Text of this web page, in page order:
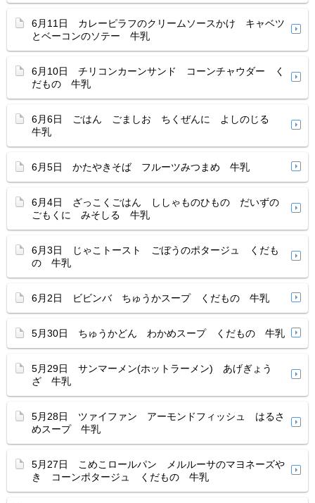
6月11日 カレーピラフのクリームソースかけ キャベツ
とベーコンのソテー 牛乳
6月10日 チリコンカーンサンド コーンチャウダー く
だもの 牛乳
6月6日 ごはん ごましお ちくぜんに よしのじる
牛乳
6月5日 かたやきそば フルーツみつまめ 牛乳
6月4日 ざっこくごはん ししゃものひもの だいずの
ごもくに みそしる 牛乳
6月3日 じゃこトースト ごぼうのポタージュ くだも
の 牛乳
6月2日 ビビンバ ちゅうかスープ くだもの 牛乳
5月30日 ちゅうかどん わかめスープ くだもの 牛乳
5月29日 サンマーメン(ホットラーメン) あげぎょう
ざ 牛乳
5月28日 ツァイファン アーモンドフィッシュ はるさ
めスープ 牛乳
5月27日 こめこロールパン メルルーサのマヨネーズや
き コーンポタージュ くだもの 牛乳